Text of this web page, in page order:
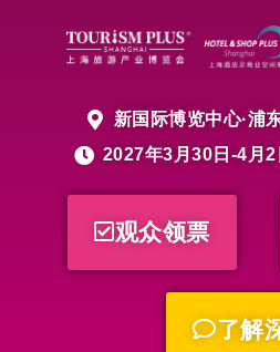
新国际博览中心·浦
2027年3月30日-4月2
观众领票
了解